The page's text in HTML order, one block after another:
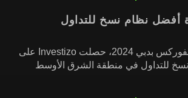
أفضل نظام نسخ للتداول
في قمة متداولي الفوركس بدبي 2024، حصلت Investizo على
للتداول في منطقة الشرق الأوسط